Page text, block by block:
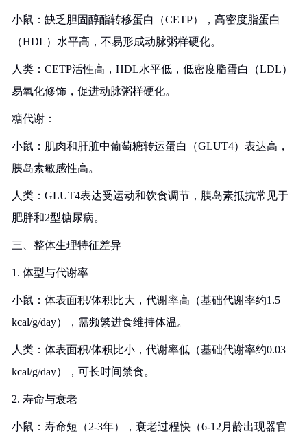
小鼠：缺乏胆固醇酯转移蛋白（CETP），高密度脂蛋白
（HDL）水平高，不易形成动脉粥样硬化。
人类：CETP活性高，HDL水平低，低密度脂蛋白（LDL）
易氧化修饰，促进动脉粥样硬化。
糖代谢：
小鼠：肌肉和肝脏中葡萄糖转运蛋白（GLUT4）表达高，
胰岛素敏感性高。
人类：GLUT4表达受运动和饮食调节，胰岛素抵抗常见于
肥胖和2型糖尿病。
三、整体生理特征差异
1. 体型与代谢率
小鼠：体表面积/体积比大，代谢率高（基础代谢率约1.5
kcal/g/day），需频繁进食维持体温。
人类：体表面积/体积比小，代谢率低（基础代谢率约0.03
kcal/g/day），可长时间禁食。
2. 寿命与衰老
小鼠：寿命短（2-3年），衰老过程快（6-12月龄出现器官